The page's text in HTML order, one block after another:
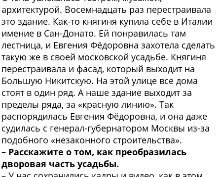
архитектурой. Восемнадцать раз перестраивала
это здание. Как-то княгиня купила себе в Италии
имение в Сан-Донато. Ей понравилась там
лестница, и Евгения Фёдоровна захотела сделать
такую же в своей московской усадьбе. Княгиня
перестраивала и фасад, который выходит на
Большую Никитскую. На этой улице все дома
стоят в один ряд. А наше здание выходит за
пределы ряда, за «красную линию». Так
распорядилась Евгения Фёдоровна, и она даже
судилась с генерал-губернатором Москвы из-за
подобного «незаконного строительства».
– Расскажите о том, как преобразилась
дворовая часть усадьбы.